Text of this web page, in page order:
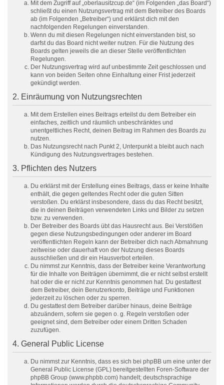
Mit dem Zugriff auf „oberlausitzcup.de“ (im Folgenden „das Board“)
schließt du einen Nutzungsvertrag mit dem Betreiber des Boards
ab (im Folgenden „Betreiber“) und erklärst dich mit den
nachfolgenden Regelungen einverstanden.
Wenn du mit diesen Regelungen nicht einverstanden bist, so
darfst du das Board nicht weiter nutzen. Für die Nutzung des
Boards gelten jeweils die an dieser Stelle veröffentlichten
Regelungen.
Der Nutzungsvertrag wird auf unbestimmte Zeit geschlossen und
kann von beiden Seiten ohne Einhaltung einer Frist jederzeit
gekündigt werden.
2. Einräumung von Nutzungsrechten
Mit dem Erstellen eines Beitrags erteilst du dem Betreiber ein
einfaches, zeitlich und räumlich unbeschränktes und
unentgeltliches Recht, deinen Beitrag im Rahmen des Boards zu
nutzen.
Das Nutzungsrecht nach Punkt 2, Unterpunkt a bleibt auch nach
Kündigung des Nutzungsvertrages bestehen.
3. Pflichten des Nutzers
Du erklärst mit der Erstellung eines Beitrags, dass er keine Inhalte
enthält, die gegen geltendes Recht oder die guten Sitten
verstoßen. Du erklärst insbesondere, dass du das Recht besitzt,
die in deinen Beiträgen verwendeten Links und Bilder zu setzen
bzw. zu verwenden.
Der Betreiber des Boards übt das Hausrecht aus. Bei Verstößen
gegen diese Nutzungsbedingungen oder anderer im Board
veröffentlichten Regeln kann der Betreiber dich nach Abmahnung
zeitweise oder dauerhaft von der Nutzung dieses Boards
ausschließen und dir ein Hausverbot erteilen.
Du nimmst zur Kenntnis, dass der Betreiber keine Verantwortung
für die Inhalte von Beiträgen übernimmt, die er nicht selbst erstellt
hat oder die er nicht zur Kenntnis genommen hat. Du gestattest
dem Betreiber, dein Benutzerkonto, Beiträge und Funktionen
jederzeit zu löschen oder zu sperren.
Du gestattest dem Betreiber darüber hinaus, deine Beiträge
abzuändern, sofern sie gegen o. g. Regeln verstoßen oder
geeignet sind, dem Betreiber oder einem Dritten Schaden
zuzufügen.
4. General Public License
Du nimmst zur Kenntnis, dass es sich bei phpBB um eine unter der
General Public License (GPL) bereitgestellten Foren-Software der
phpBB Group (www.phpbb.com) handelt; deutschsprachige